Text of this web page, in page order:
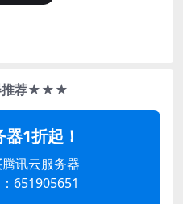
推荐★★★
1折起！
讯云服务器
651905651